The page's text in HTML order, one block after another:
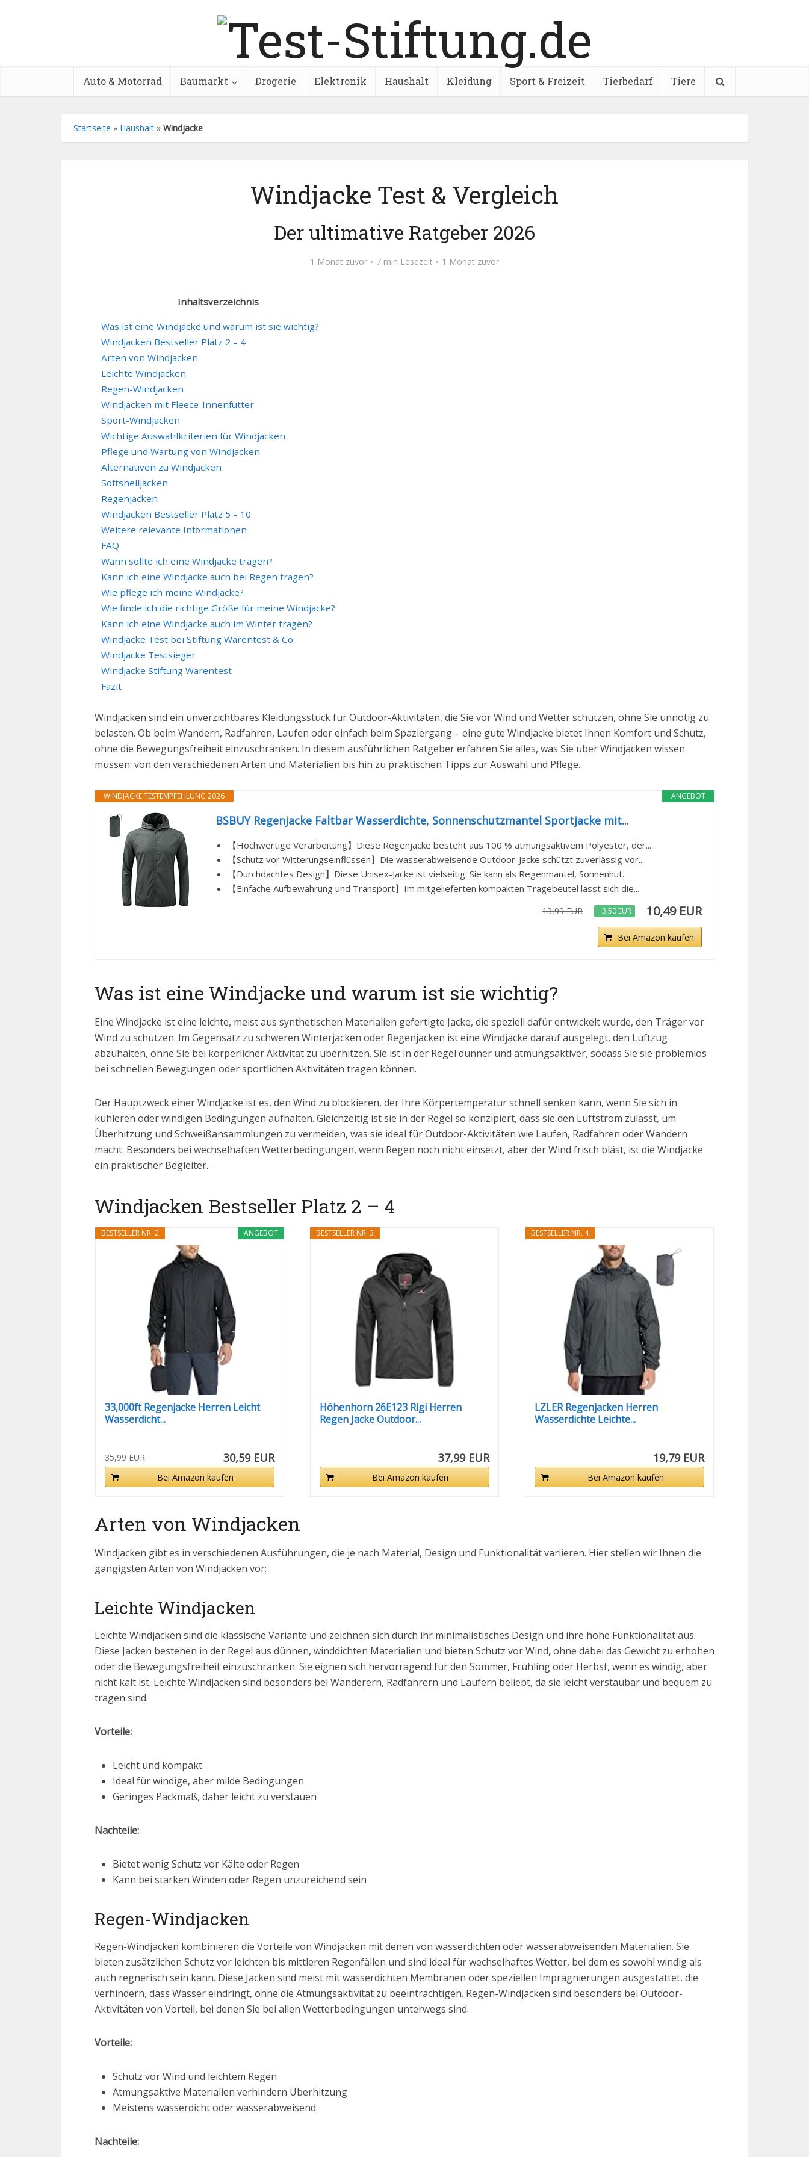
Auto & Motorrad Baumarkt Drogerie Elektronik Haushalt Kleidung Sport & Freizeit Tierbedarf Tiere
Startseite » Haushalt » Windjacke
Windjacke Test & Vergleich
Der ultimative Ratgeber 2026
1 Monat zuvor 7 min Lesezeit 1 Monat zuvor
Inhaltsverzeichnis
Was ist eine Windjacke und warum ist sie wichtig?
Windjacken Bestseller Platz 2 – 4
Arten von Windjacken
Leichte Windjacken
Regen-Windjacken
Windjacken mit Fleece-Innenfutter
Sport-Windjacken
Wichtige Auswahlkriterien für Windjacken
Pflege und Wartung von Windjacken
Alternativen zu Windjacken
Softshelljacken
Regenjacken
Windjacken Bestseller Platz 5 – 10
Weitere relevante Informationen
FAQ
Wann sollte ich eine Windjacke tragen?
Kann ich eine Windjacke auch bei Regen tragen?
Wie pflege ich meine Windjacke?
Wie finde ich die richtige Größe für meine Windjacke?
Kann ich eine Windjacke auch im Winter tragen?
Windjacke Test bei Stiftung Warentest & Co
Windjacke Testsieger
Windjacke Stiftung Warentest
Fazit
Windjacken sind ein unverzichtbares Kleidungsstück für Outdoor-Aktivitäten, die Sie vor Wind und Wetter schützen, ohne Sie unnötig zu
belasten. Ob beim Wandern, Radfahren, Laufen oder einfach beim Spaziergang – eine gute Windjacke bietet Ihnen Komfort und Schutz,
ohne die Bewegungsfreiheit einzuschränken. In diesem ausführlichen Ratgeber erfahren Sie alles, was Sie über Windjacken wissen
müssen: von den verschiedenen Arten und Materialien bis hin zu praktischen Tipps zur Auswahl und Pflege.
ANGEBOT
WINDJACKE TESTEMPFEHLUNG 2026
BSBUY Regenjacke Faltbar Wasserdichte, Sonnenschutzmantel Sportjacke mit...
【Hochwertige Verarbeitung】Diese Regenjacke besteht aus 100 % atmungsaktivem Polyester, der...
【Schutz vor Witterungseinflüssen】Die wasserabweisende Outdoor-Jacke schützt zuverlässig vor...
【Durchdachtes Design】Diese Unisex-Jacke ist vielseitig: Sie kann als Regenmantel, Sonnenhut...
【Einfache Aufbewahrung und Transport】Im mitgelieferten kompakten Tragebeutel lässt sich die...
13,99 EUR −3,50 EUR 10,49 EUR
Bei Amazon kaufen
Was ist eine Windjacke und warum ist sie wichtig?
Eine Windjacke ist eine leichte, meist aus synthetischen Materialien gefertigte Jacke, die speziell dafür entwickelt wurde, den Träger vor
Wind zu schützen. Im Gegensatz zu schweren Winterjacken oder Regenjacken ist eine Windjacke darauf ausgelegt, den Luftzug
abzuhalten, ohne Sie bei körperlicher Aktivität zu überhitzen. Sie ist in der Regel dünner und atmungsaktiver, sodass Sie sie problemlos
bei schnellen Bewegungen oder sportlichen Aktivitäten tragen können.
Der Hauptzweck einer Windjacke ist es, den Wind zu blockieren, der Ihre Körpertemperatur schnell senken kann, wenn Sie sich in
kühleren oder windigen Bedingungen aufhalten. Gleichzeitig ist sie in der Regel so konzipiert, dass sie den Luftstrom zulässt, um
Überhitzung und Schweißansammlungen zu vermeiden, was sie ideal für Outdoor-Aktivitäten wie Laufen, Radfahren oder Wandern
macht. Besonders bei wechselhaften Wetterbedingungen, wenn Regen noch nicht einsetzt, aber der Wind frisch bläst, ist die Windjacke
ein praktischer Begleiter.
Windjacken Bestseller Platz 2 – 4
ANGEBOT
BESTSELLER NR. 2
33,000ft Regenjacke Herren Leicht
Wasserdicht...
35,99 EUR 30,59 EUR
Bei Amazon kaufen
BESTSELLER NR. 3
Höhenhorn 26E123 Rigi Herren
Regen Jacke Outdoor...
37,99 EUR
Bei Amazon kaufen
BESTSELLER NR. 4
LZLER Regenjacken Herren
Wasserdichte Leichte...
19,79 EUR
Bei Amazon kaufen
Arten von Windjacken
Windjacken gibt es in verschiedenen Ausführungen, die je nach Material, Design und Funktionalität variieren. Hier stellen wir Ihnen die
gängigsten Arten von Windjacken vor:
Leichte Windjacken
Leichte Windjacken sind die klassische Variante und zeichnen sich durch ihr minimalistisches Design und ihre hohe Funktionalität aus.
Diese Jacken bestehen in der Regel aus dünnen, winddichten Materialien und bieten Schutz vor Wind, ohne dabei das Gewicht zu erhöhen
oder die Bewegungsfreiheit einzuschränken. Sie eignen sich hervorragend für den Sommer, Frühling oder Herbst, wenn es windig, aber
nicht kalt ist. Leichte Windjacken sind besonders bei Wanderern, Radfahrern und Läufern beliebt, da sie leicht verstaubar und bequem zu
tragen sind.
Vorteile:
Leicht und kompakt
Ideal für windige, aber milde Bedingungen
Geringes Packmaß, daher leicht zu verstauen
Nachteile:
Bietet wenig Schutz vor Kälte oder Regen
Kann bei starken Winden oder Regen unzureichend sein
Regen-Windjacken
Regen-Windjacken kombinieren die Vorteile von Windjacken mit denen von wasserdichten oder wasserabweisenden Materialien. Sie
bieten zusätzlichen Schutz vor leichten bis mittleren Regenfällen und sind ideal für wechselhaftes Wetter, bei dem es sowohl windig als
auch regnerisch sein kann. Diese Jacken sind meist mit wasserdichten Membranen oder speziellen Imprägnierungen ausgestattet, die
verhindern, dass Wasser eindringt, ohne die Atmungsaktivität zu beeinträchtigen. Regen-Windjacken sind besonders bei Outdoor-
Aktivitäten von Vorteil, bei denen Sie bei allen Wetterbedingungen unterwegs sind.
Vorteile:
Schutz vor Wind und leichtem Regen
Atmungsaktive Materialien verhindern Überhitzung
Meistens wasserdicht oder wasserabweisend
Nachteile: